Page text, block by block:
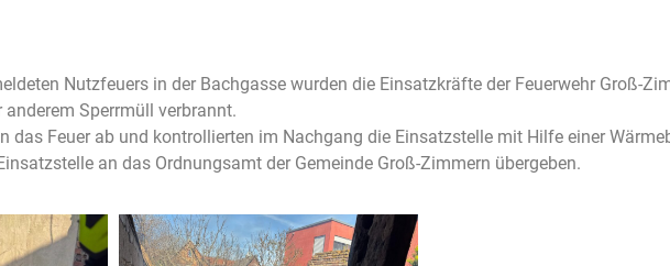
Nutzfeuers in der Bachgasse wurden die Einsatzkräfte der Feuerwehr Groß-
Sperrmüll verbrannt.
das Feuer ab und kontrollierten im Nachgang die Einsatzstelle mit Hilfe einer
an das Ordnungsamt der Gemeinde Groß-Zimmern übergeben.